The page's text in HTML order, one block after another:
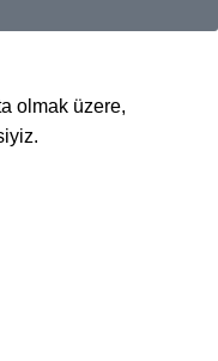
olmak üzere,